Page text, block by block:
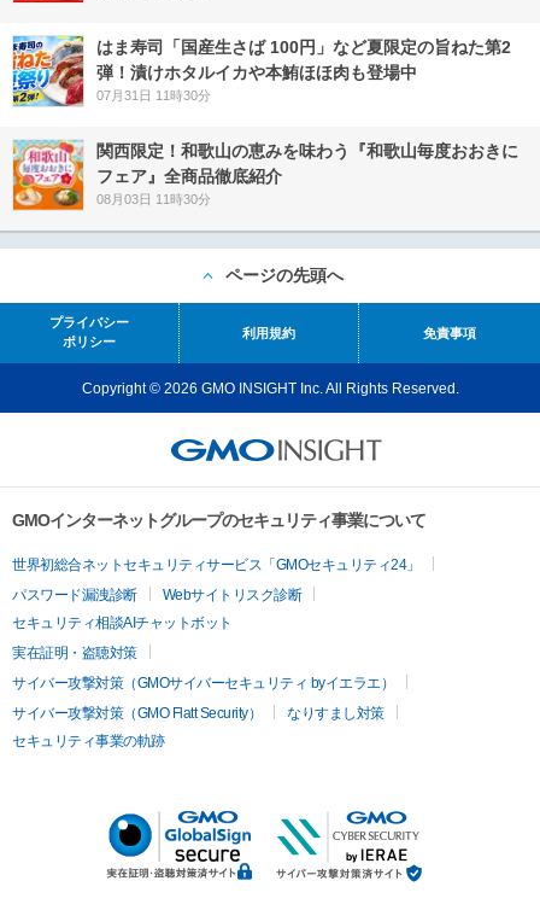
はま寿司「国産生さば 100円」など夏限定の旨ねた第2
弾！漬けホタルイカや本鮪ほほ肉も登場中
07月31日 11時30分
関西限定！和歌山の恵みを味わう『和歌山毎度おおきに
フェア』全商品徹底紹介
08月03日 11時30分
ページの先頭へ
プライバシー
ポリシー
利用規約 免責事項
Copyright © 2026 GMO INSIGHT Inc. All Rights Reserved.
GMOインターネットグループのセキュリティ事業について
世界初総合ネットセキュリティサービス「GMOセキュリティ24」
パスワード漏洩診断
Webサイトリスク診断
セキュリティ相談AIチャットボット
実在証明・盗聴対策
サイバー攻撃対策（GMOサイバーセキュリティ byイエラエ）
サイバー攻撃対策（GMO Flatt Security）
なりすまし対策
セキュリティ事業の軌跡